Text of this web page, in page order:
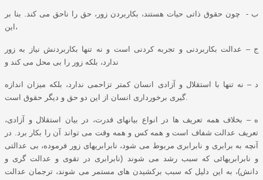
ب - چون حقوق ذاتی حیات هستند، بکاربردن زور، حق را ناحق می کند. بنا بر
این،
ج – عدالت بکاربردنی و تجربه کردنی است و نه تنها بکاربردنش نیاز به زور
د – نه تنها با استقلال و آزادی انسان کمتر تزاحمی ندارد، بلکه میزان اندازه
گیری برخورداری انسان از این دو حق و دیگر حقوق است.
ه – بخلاف همه تعریف ها در انواع بیانهای قدرت، در بیان استقلال و آزادی،
تعریف عدالت شفاف است و همه کس و همه وقت می تواند آن را بکار برد. در
آنچه به برابری و نابرابری مربوط می شود، نابرابریهای زور فرموده، بی عدالتی
و نابرابریهائی که سبب رشد می شوند (نابرابری در تقوی و عدالت گری و
دانش)، به این دلیل که سبب برکشیدن های مستمر می شوند، ترجمان عدالت